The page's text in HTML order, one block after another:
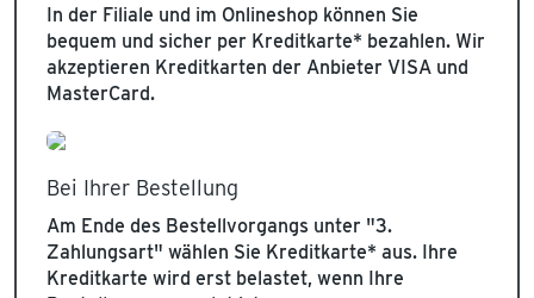
In der Filiale und im Onlineshop können Sie
bequem und sicher per Kreditkarte* bezahlen. Wir
akzeptieren Kreditkarten der Anbieter VISA und
MasterCard.
Bei Ihrer Bestellung
Am Ende des Bestellvorgangs unter "3.
Zahlungsart" wählen Sie Kreditkarte* aus. Ihre
Kreditkarte wird erst belastet, wenn Ihre